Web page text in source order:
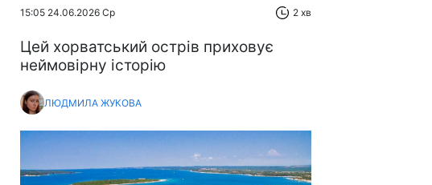
15:05 24.06.2026 Ср 2 хв
Цей хорватський острів приховує
неймовірну історію
ЛЮДМИЛА ЖУКОВА